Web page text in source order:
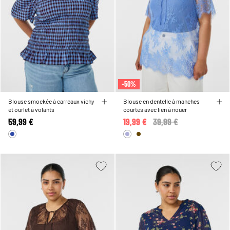
Blouse smockée à carreaux vichy
et ourlet à volants
59,99 €
-50%
Blouse en dentelle à manches
courtes avec lien à nouer
Price reduced from
39,99 €
19,99 €